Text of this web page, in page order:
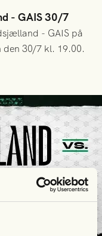
- GAIS 30/7
- GAIS på
den 30/7 kl. 19.00.